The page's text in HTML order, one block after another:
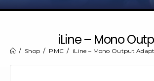
iLine – Mono
Shop PMC iLine – Mono Output